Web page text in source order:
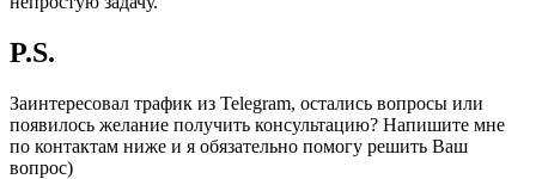
P.S.
Заинтересовал трафик из Telegram, остались вопросы или
появилось желание получить консультацию? Напишите мне
по контактам ниже и я обязательно помогу решить Ваш
вопрос)